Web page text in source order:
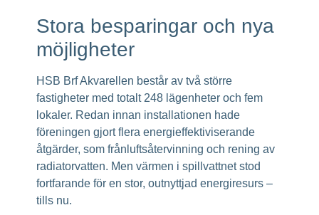
Stora besparingar och nya
möjligheter
HSB Brf Akvarellen består av två större
fastigheter med totalt 248 lägenheter och fem
lokaler. Redan innan installationen hade
föreningen gjort flera energieffektiviserande
åtgärder, som frånluftsåtervinning och rening av
radiatorvatten. Men värmen i spillvattnet stod
fortfarande för en stor, outnyttjad energiresurs –
tills nu.